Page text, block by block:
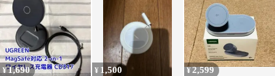
¥1,690 ¥ 1,500 ¥2,599